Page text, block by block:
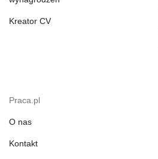
Kreator CV
Praca.pl
O nas
Kontakt